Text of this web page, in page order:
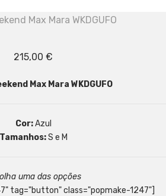
Max Mara WKDGUFO
215,00 €
Max Mara WKDGUFO
Cor:Azul
Tamanhos:S e M
uma das opções
tag="button" class="popmake-1247"]